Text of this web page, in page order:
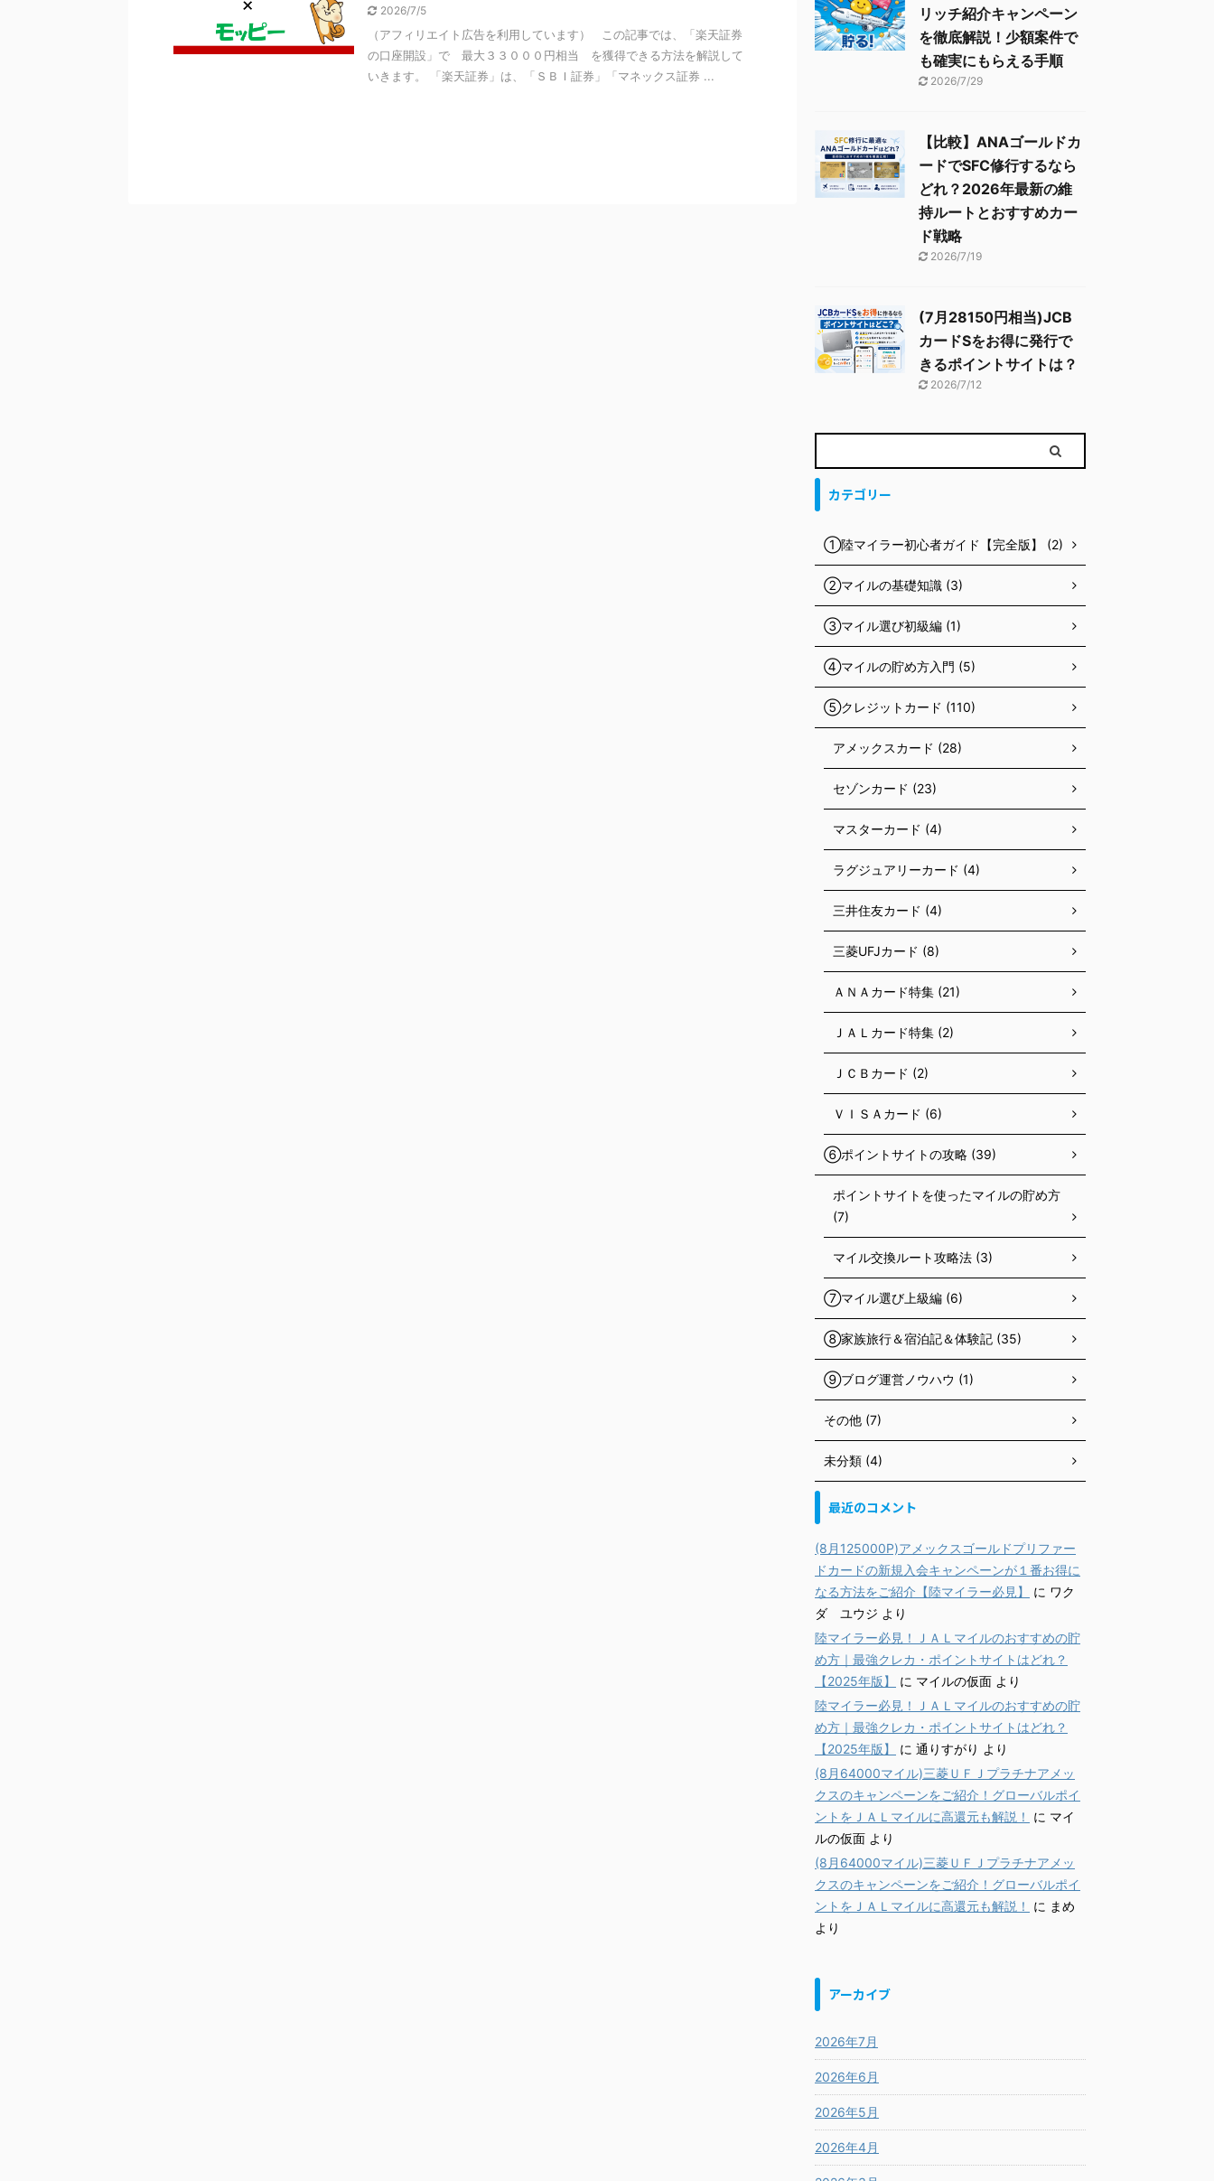
2026/7/5
（アフィリエイト広告を利用しています） この記事では、「楽天証券
の口座開設」で 最大３３０００円相当 を獲得できる方法を解説して
いきます。 「楽天証券」は、「ＳＢＩ証券」「マネックス証券 ...
リッチ紹介キャンペーン
を徹底解説！少額案件で
も確実にもらえる手順
2026/7/29
【比較】ANAゴールドカ
ードでSFC修行するなら
どれ？2026年最新の維
持ルートとおすすめカー
ド戦略
2026/7/19
(7月28150円相当)JCB
カードSをお得に発行で
きるポイントサイトは？
2026/7/12
カテゴリー
①陸マイラー初心者ガイド【完全版】 (2)
②マイルの基礎知識 (3)
③マイル選び初級編 (1)
④マイルの貯め方入門 (5)
⑤クレジットカード (110)
アメックスカード (28)
セゾンカード (23)
マスターカード (4)
ラグジュアリーカード (4)
三井住友カード (4)
三菱UFJカード (8)
ＡＮＡカード特集 (21)
ＪＡＬカード特集 (2)
ＪＣＢカード (2)
ＶＩＳＡカード (6)
⑥ポイントサイトの攻略 (39)
ポイントサイトを使ったマイルの貯め方
(7)
マイル交換ルート攻略法 (3)
⑦マイル選び上級編 (6)
⑧家族旅行＆宿泊記＆体験記 (35)
⑨ブログ運営ノウハウ (1)
その他 (7)
未分類 (4)
最近のコメント
(8月125000P)アメックスゴールドプリファー
ドカードの新規入会キャンペーンが１番お得に
なる方法をご紹介【陸マイラー必見】
に ワク
ダ ユウジ より
陸マイラー必見！ＪＡＬマイルのおすすめの貯
め方｜最強クレカ・ポイントサイトはどれ？
【2025年版】
に マイルの仮面 より
陸マイラー必見！ＪＡＬマイルのおすすめの貯
め方｜最強クレカ・ポイントサイトはどれ？
【2025年版】
に 通りすがり より
(8月64000マイル)三菱ＵＦＪプラチナアメッ
クスのキャンペーンをご紹介！グローバルポイ
ントをＪＡＬマイルに高還元も解説！
に マイ
ルの仮面 より
(8月64000マイル)三菱ＵＦＪプラチナアメッ
クスのキャンペーンをご紹介！グローバルポイ
ントをＪＡＬマイルに高還元も解説！
に まめ
より
アーカイブ
2026年7月
2026年6月
2026年5月
2026年4月